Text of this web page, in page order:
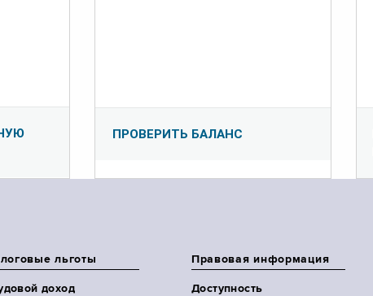
ПРОВЕРИТЬ БАЛАНС
льготы
доход
Правовая информация
Доступность